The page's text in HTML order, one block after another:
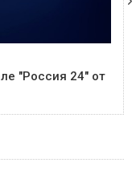
"Россия 24" от